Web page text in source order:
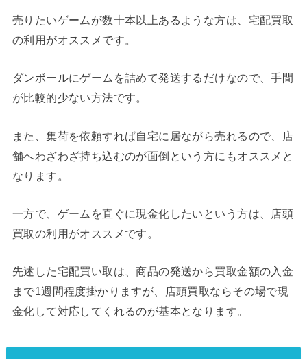
売りたいゲームが数十本以上あるような方は、宅配買取
の利用がオススメです。
ダンボールにゲームを詰めて発送するだけなので、手間
が比較的少ない方法です。
また、集荷を依頼すれば自宅に居ながら売れるので、店
舗へわざわざ持ち込むのが面倒という方にもオススメと
なります。
一方で、ゲームを直ぐに現金化したいという方は、店頭
買取の利用がオススメです。
先述した宅配買い取は、商品の発送から買取金額の入金
まで1週間程度掛かりますが、店頭買取ならその場で現
金化して対応してくれるのが基本となります。